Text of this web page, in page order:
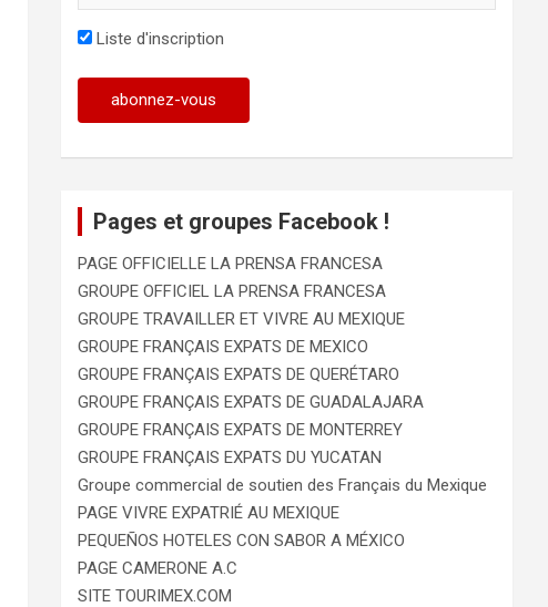
Liste d'inscription
Pages et groupes Facebook !
PAGE OFFICIELLE LA PRENSA FRANCESA
GROUPE OFFICIEL LA PRENSA FRANCESA
GROUPE TRAVAILLER ET VIVRE AU MEXIQUE
GROUPE FRANÇAIS EXPATS DE MEXICO
GROUPE FRANÇAIS EXPATS DE QUERÉTARO
GROUPE FRANÇAIS EXPATS DE GUADALAJARA
GROUPE FRANÇAIS EXPATS DE MONTERREY
GROUPE FRANÇAIS EXPATS DU YUCATAN
Groupe commercial de soutien des Français du Mexique
PAGE VIVRE EXPATRIÉ AU MEXIQUE
PEQUEÑOS HOTELES CON SABOR A MÉXICO
PAGE CAMERONE A.C
SITE TOURIMEX.COM